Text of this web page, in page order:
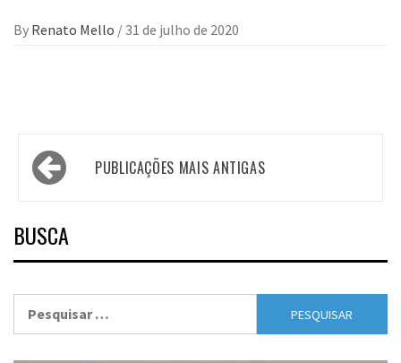
By Renato Mello / 31 de julho de 2020
Navegação
por
posts
PUBLICAÇÕES MAIS ANTIGAS
BUSCA